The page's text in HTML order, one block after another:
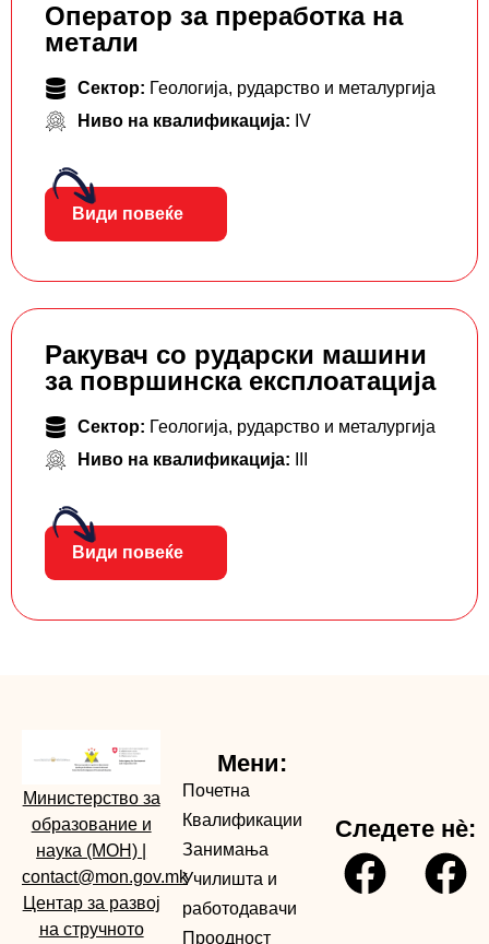
Оператор за преработка на
метали
Сектор: Геологија, рударство и металургија
Ниво на квалификација: IV
Види повеќе
Ракувач со рударски машини
за површинска експлоатација
Сектор: Геологија, рударство и металургија
Ниво на квалификација:
Види повеќе
Министерство за
образование и
наука (МОН)
contact@mon.gov.mk
Центар за развој
на стручното
Мени:
Почетна
Квалификации
Занимања
Училишта и
работодавачи
Проодност
Следете нè: